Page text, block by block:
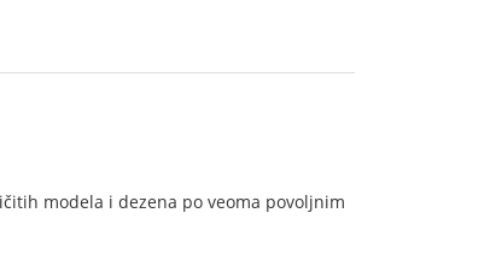
modela i dezena po veoma povoljnim